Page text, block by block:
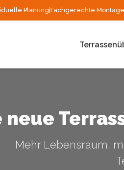
Planung Fachgerechte Montage
neue
Mehr Lebensraum,